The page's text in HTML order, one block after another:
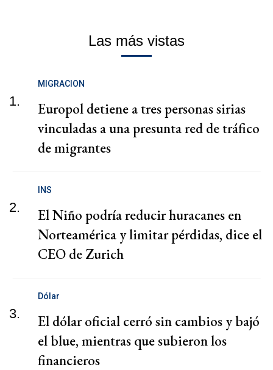
Las más vistas
1.
MIGRACION
Europol detiene a tres personas sirias
vinculadas a una presunta red de tráfico
de migrantes
2.
INS
El Niño podría reducir huracanes en
Norteamérica y limitar pérdidas, dice el
CEO de Zurich
3.
Dólar
El dólar oficial cerró sin cambios y bajó
el blue, mientras que subieron los
financieros